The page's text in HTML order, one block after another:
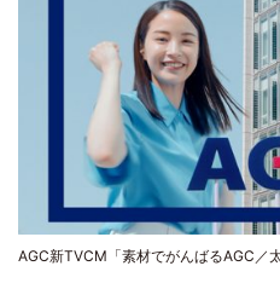
AGC新TVCM「素材でがんばるAGC／